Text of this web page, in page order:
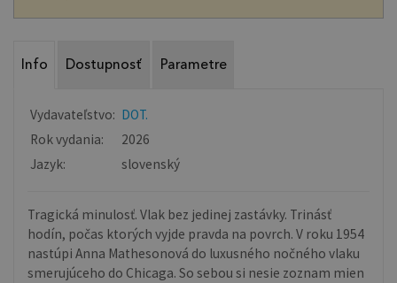
Info Dostupnosť Parametre
Vydavateľstvo: DOT.
Rok vydania:
2026
Jazyk:
slovenský
Tragická minulosť. Vlak bez jedinej zastávky. Trinásť
hodín, počas ktorých vyjde pravda na povrch. V roku 1954
nastúpi Anna Mathesonová do luxusného nočného vlaku
smerujúceho do Chicaga. So sebou si nesie zoznam mien